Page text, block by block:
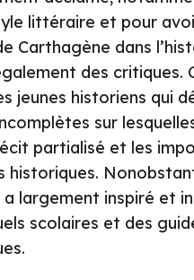
littéraire et pour
Carthagène dans
des critiques.
jeunes historiens qui
sur
partialisé et les
historiques.
largement inspiré et
scolaires et des